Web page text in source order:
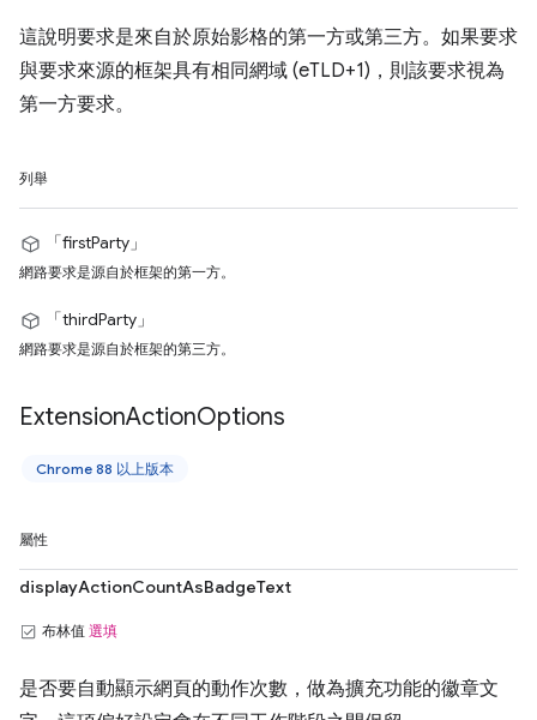
這說明要求是來自於原始影格的第一方或第三方。如果要求
與要求來源的框架具有相同網域 (eTLD+1)，則該要求視為
第一方要求。
列舉
「firstParty」
網路要求是源自於框架的第一方。
「thirdParty」
網路要求是源自於框架的第三方。
ExtensionActionOptions
Chrome 88 以上版本
屬性
displayActionCountAsBadgeText
布林值 選填
是否要自動顯示網頁的動作次數，做為擴充功能的徽章文